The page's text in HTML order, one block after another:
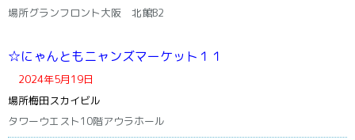
場所グランフロント大阪 北館B2
☆にゃんともニャンズマーケット１１
2024年5月19日
場所梅田スカイビル
タワーウエスト10階アウラホール